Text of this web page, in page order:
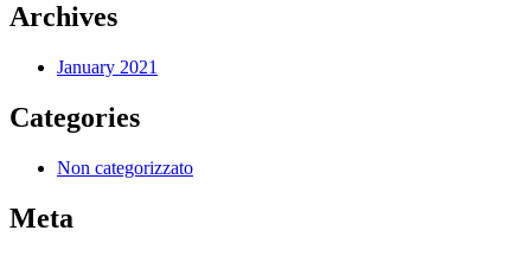
Archives
January 2021
Categories
Non categorizzato
Meta